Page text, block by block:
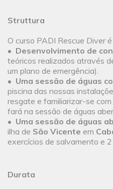
Struttura
O curso PADI Rescue Diver
• Desenvolvimento de
teóricos realizados através
um plano de emergência).
• Uma sessão de águas
piscina das nossas
resgate e familiarizar-se
fará na sessão de águas
• Uma sessão de águas
ilha de São Vicente em
exercícios de salvamento e
Durata